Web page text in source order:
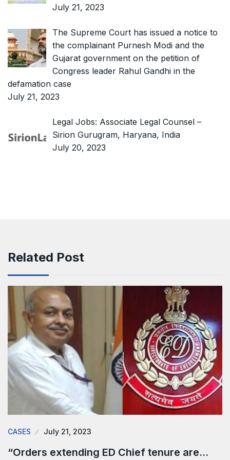
July 21, 2023
The Supreme Court has issued a notice to
the complainant Purnesh Modi and the
Gujarat government on the petition of
Congress leader Rahul Gandhi in the
defamation case
July 21, 2023
Legal Jobs: Associate Legal Counsel –
Sirion Gurugram, Haryana, India
July 20, 2023
Related Post
CASES July 21, 2023
“Orders extending ED Chief tenure are…